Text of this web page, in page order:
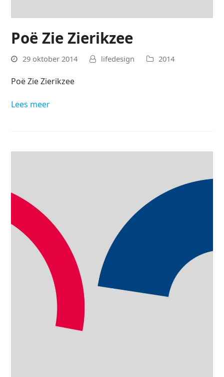
Poë Zie Zierikzee
29 oktober 2014 lifedesign 2014
Poë Zie Zierikzee
Lees meer